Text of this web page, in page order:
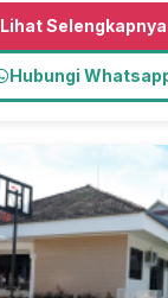
Lihat Selengkapnya
Hubungi